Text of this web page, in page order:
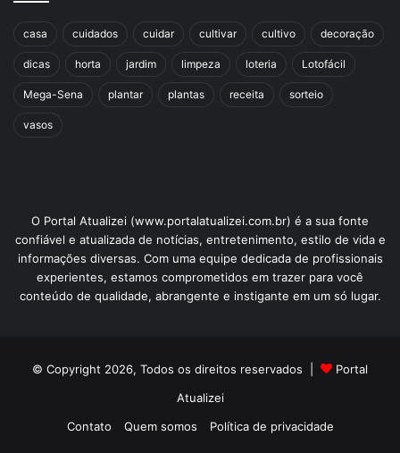
casa cuidados cuidar cultivar cultivo decoração
dicas horta jardim limpeza loteria Lotofácil
Mega-Sena plantar plantas receita sorteio
vasos
O Portal Atualizei (www.portalatualizei.com.br) é a sua fonte
confiável e atualizada de notícias, entretenimento, estilo de vida e
informações diversas. Com uma equipe dedicada de profissionais
experientes, estamos comprometidos em trazer para você
conteúdo de qualidade, abrangente e instigante em um só lugar.
© Copyright 2026, Todos os direitos reservados |
Portal
Atualizei
Contato
Quem somos Política de privacidade